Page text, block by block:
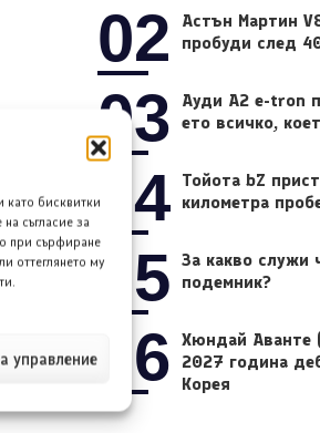
като бисквитки
съгласие за
при сърфиране
оттеглянето му
управление
на
02
Астън Мартин
пробуди след
03
Ауди A2 e-tron
ето всичко,
04 Тойота bZ
километра
05 За какво служи
подемник?
06 Хюндай Аванте
2027 година
Корея